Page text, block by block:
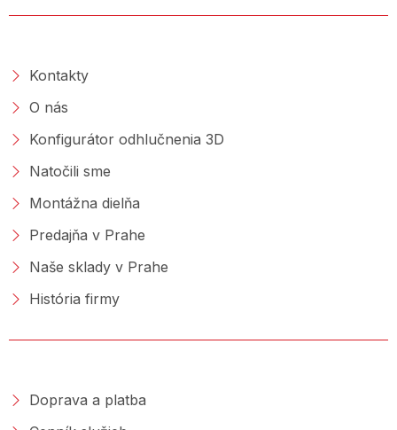
Kontakty
O nás
Konfigurátor odhlučnenia 3D
Natočili sme
Montážna dielňa
Predajňa v Prahe
Naše sklady v Prahe
História firmy
Doprava a platba